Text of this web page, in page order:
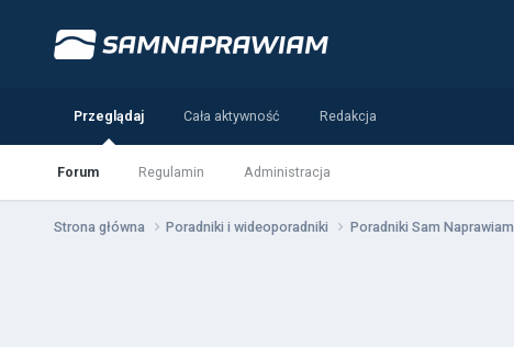
Przeglądaj
Forum Regulamin Administracja
Cała aktywność Redakcja
Strona główna Poradniki i wideoporadniki Poradniki Sam Naprawiam